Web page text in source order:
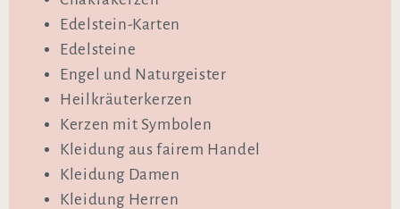
Edelstein-Karten
Edelsteine
Engel und Naturgeister
Heilkräuterkerzen
Kerzen mit Symbolen
Kleidung aus fairem Handel
Kleidung Damen
Kleidung Herren